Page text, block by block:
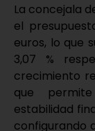
La concejala
el
euros, lo que
3,07 %
crecimiento
que
estabilidad
configurando